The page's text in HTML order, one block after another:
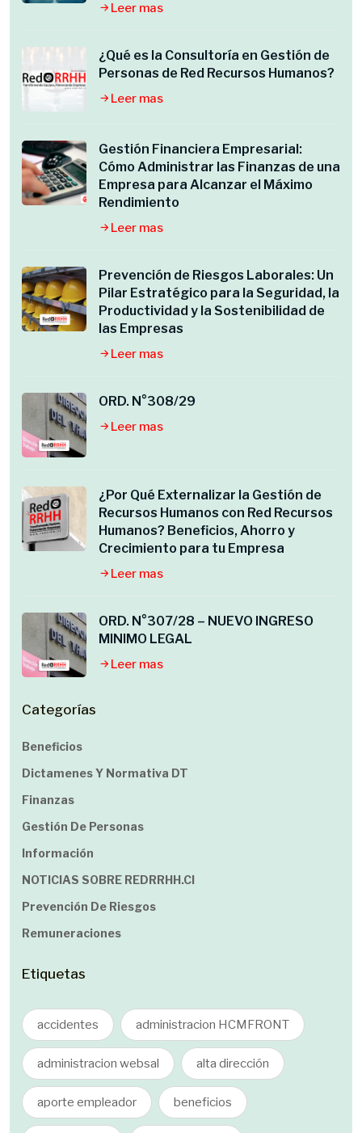
Leer mas
¿Qué es la Consultoría en Gestión de
Personas de Red Recursos Humanos?
Leer mas
Gestión Financiera Empresarial:
Cómo Administrar las Finanzas de una
Empresa para Alcanzar el Máximo
Rendimiento
Leer mas
Prevención de Riesgos Laborales: Un
Pilar Estratégico para la Seguridad, la
Productividad y la Sostenibilidad de
las Empresas
Leer mas
ORD. N°308/29
Leer mas
¿Por Qué Externalizar la Gestión de
Recursos Humanos con Red Recursos
Humanos? Beneficios, Ahorro y
Crecimiento para tu Empresa
Leer mas
ORD. N°307/28 – NUEVO INGRESO
MINIMO LEGAL
Leer mas
Categorías
Beneficios
Dictamenes Y Normativa DT
Finanzas
Gestión De Personas
Información
NOTICIAS SOBRE REDRRHH.cl
Prevención De Riesgos
Remuneraciones
Etiquetas
accidentes administracion HCMFRONT
administracion websal alta dirección
aporte empleador beneficios